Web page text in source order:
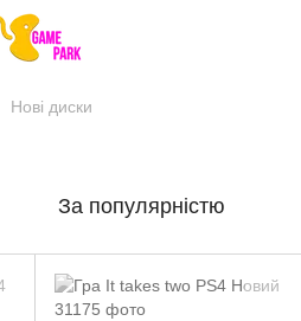
Нові диски
За популярністю